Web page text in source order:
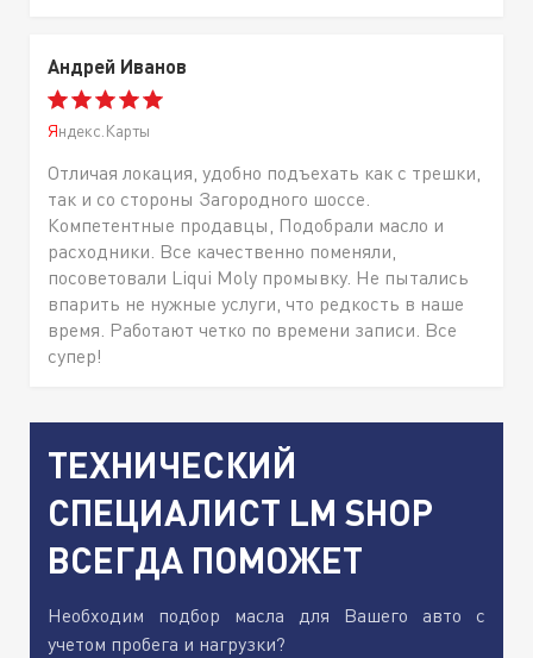
Андрей Иванов
Яндекс.Карты
Отличая локация, удобно подъехать как с трешки,
так и со стороны Загородного шоссе.
Компетентные продавцы, Подобрали масло и
расходники. Все качественно поменяли,
посоветовали Liqui Moly промывку. Не пытались
впарить не нужные услуги, что редкость в наше
время. Работают четко по времени записи. Все
супер!
ТЕХНИЧЕСКИЙ
СПЕЦИАЛИСТ LM SHOP
ВСЕГДА ПОМОЖЕТ
Необходим подбор масла для Вашего авто с
учетом пробега и нагрузки?